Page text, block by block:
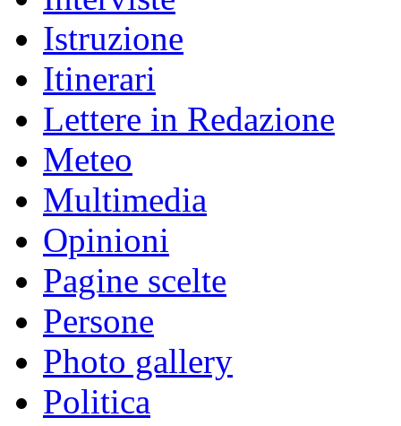
Istruzione
Itinerari
Lettere in Redazione
Meteo
Multimedia
Opinioni
Pagine scelte
Persone
Photo gallery
Politica